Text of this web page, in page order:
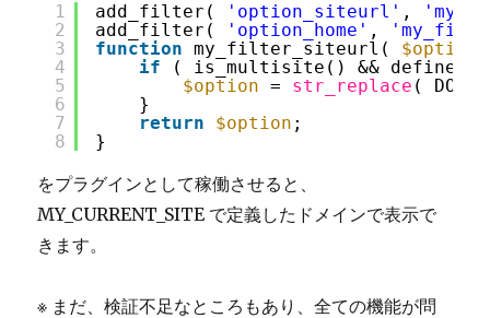
1
2
3
4
5
6
7
8
add_filter( 'option_siteurl' ,
add_filter(
'option_home' ,
function
my_filter_siteurl( $option
if
( is_multisite() && defined(
$option
= str_replace (
}
return
$option ;
}
をプラグインとして稼働させると、
MY_CURRENT_SITE で定義したドメインで表示で
きます。
※ まだ、検証不足なところもあり、全ての機能が問